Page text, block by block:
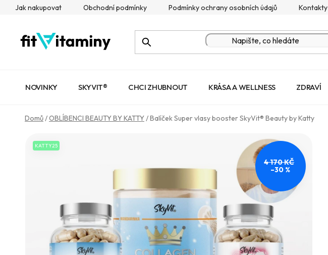
PřejítJak nakupovat Obchodní podmínky Podmínky ochrany osobních údajů Kontakty
NOVINKY SKYVIT® CHCI ZHUBNOUT KRÁSA A WELLNESS ZDRAVÍ
Domů/OBLÍBENCI BEAUTY BY KATTY/Balíček Super vlasy booster SkyVit® Beauty by Katty
KATTY25
4 170 KČ
–30 %